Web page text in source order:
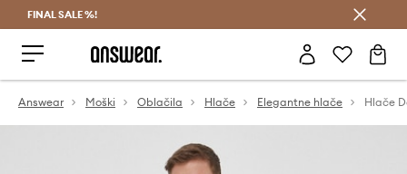
FINAL SALE %!
Answear Moški Oblačila Hlače Elegantne hlače Hlače